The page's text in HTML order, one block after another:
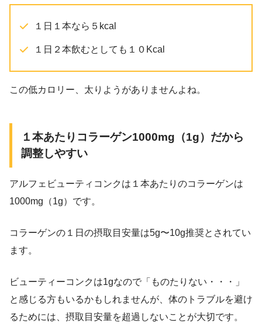
１日１本なら５kcal
１日２本飲むとしても１０Kcal
この低カロリー、太りようがありませんよね。
１本あたりコラーゲン1000mg（1g）だから
調整しやすい
アルフェビューティコンクは１本あたりのコラーゲンは
1000mg（1g）です。
コラーゲンの１日の摂取目安量は5g〜10g推奨とされてい
ます。
ビューティーコンクは1gなので「ものたりない・・・」
と感じる方もいるかもしれませんが、体のトラブルを避け
るためには、摂取目安量を超過しないことが大切です。